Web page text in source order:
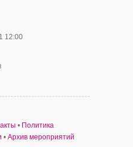
12:00
• Политика
• Архив мероприятий